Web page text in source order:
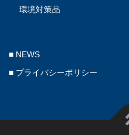
環境対策品
■ NEWS
■ プライバシーポリシー